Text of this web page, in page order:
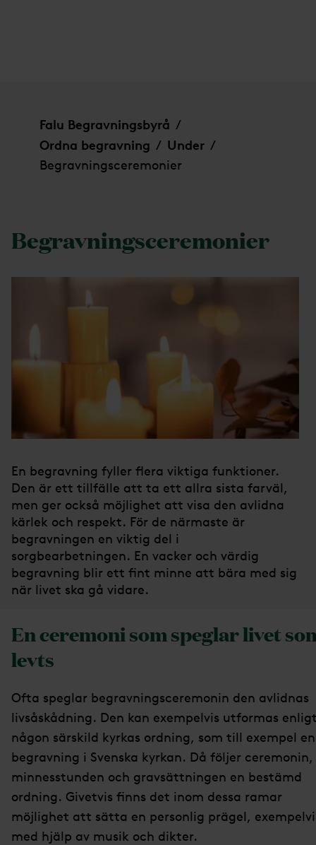
Falu Begravningsbyrå /
Ordna begravning / Under /
Begravningsceremonier
Begravningsceremonier
En begravning fyller flera viktiga funktioner.
Den är ett tillfälle att ta ett allra sista farväl,
men ger också möjlighet att visa den avlidna
kärlek och respekt. För de närmaste är
begravningen en viktig del i
sorgbearbetningen. En vacker och värdig
begravning blir ett fint minne att bära med sig
när livet ska gå vidare.
En ceremoni som speglar livet
levts
Ofta speglar begravningsceremonin den avlidnas
livsåskådning. Den kan exempelvis utformas
någon särskild kyrkas ordning, som till exempel en
begravning i Svenska kyrkan. Då följer ceremonin,
minnesstunden och gravsättningen en bestämd
ordning. Givetvis finns det inom dessa ramar
möjlighet att sätta en personlig prägel,
med hjälp av musik och dikter.